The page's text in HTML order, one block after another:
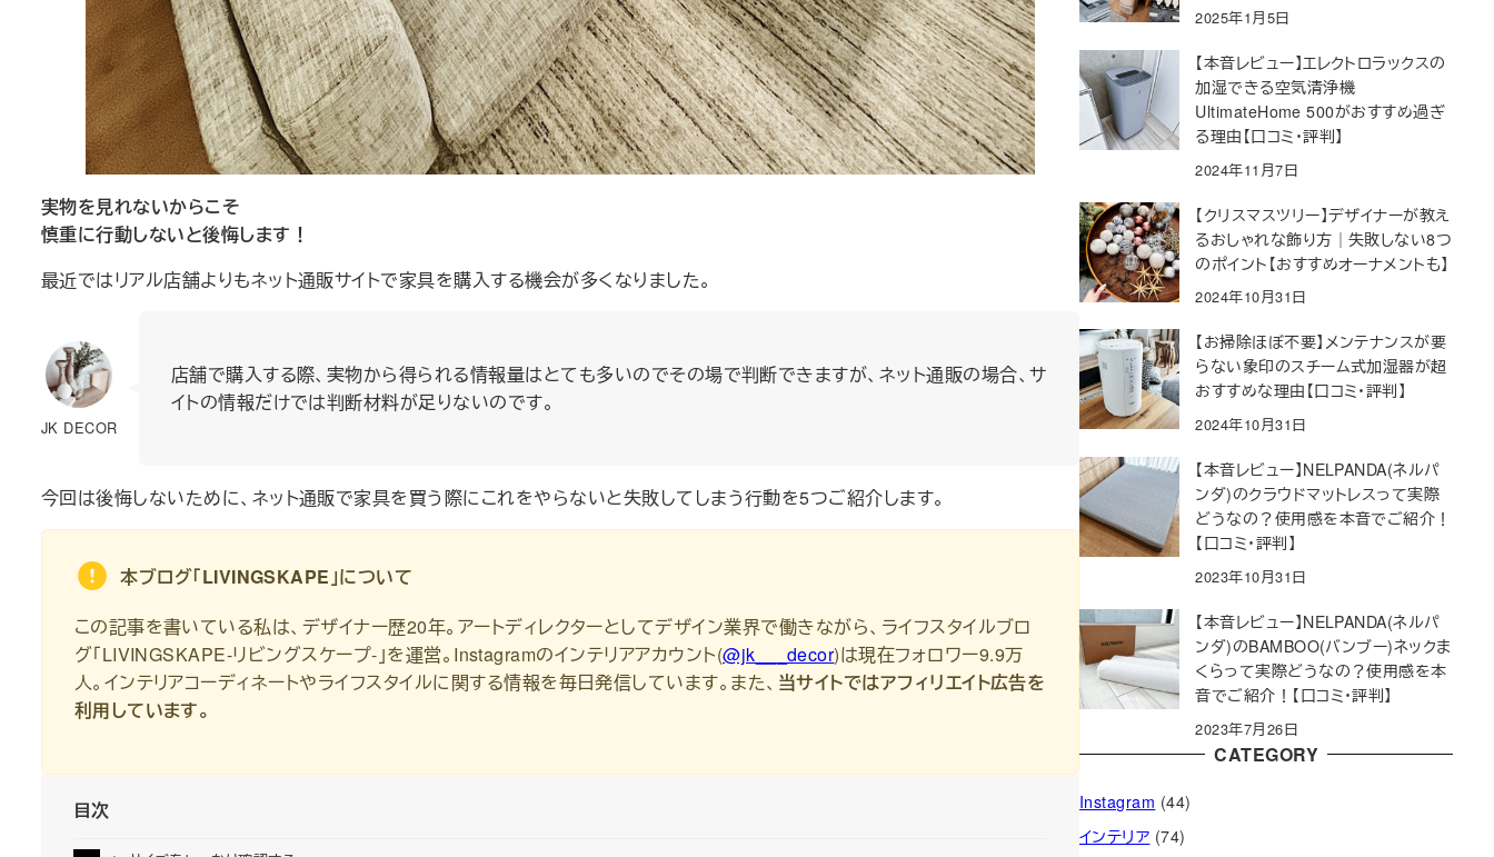
実物を見れないからこそ
慎重に行動しないと後悔します！
最近ではリアル店舗よりもネット通販サイトで家具を購入する機会が多くなりました。
JK DECOR
店舗で購入する際、実物から得られる情報量はとても多いのでその場で判断できますが、ネット通販の場合、サ
イトの情報だけでは判断材料が足りないのです。
今回は後悔しないために、ネット通販で家具を買う際にこれをやらないと失敗してしまう行動を5つご紹介します。
本ブログ｢LIVINGSKAPE｣について
この記事を書いている私は、デザイナー歴20年。アートディレクターとしてデザイン業界で働きながら、ライフスタイルブロ
グ｢LIVINGSKAPE-リビングスケープ-｣を運営。Instagramのインテリアアカウント(@jk___decor)は現在フォロワー9.9万
人。インテリアコーディネートやライフスタイルに関する情報を毎日発信しています。また、 当サイトではアフィリエイト広告を
利用しています。
目次
2025年1月5日
【本音レビュー】エレクトロラックスの
加湿できる空気清浄機
UltimateHome 500がおすすめ過ぎ
る理由【口コミ・評判】
2024年11月7日
【クリスマスツリー】デザイナーが教え
るおしゃれな飾り方｜失敗しない8つ
のポイント【おすすめオーナメントも】
2024年10月31日
【お掃除ほぼ不要】メンテナンスが要
らない象印のスチーム式加湿器が超
おすすめな理由【口コミ・評判】
2024年10月31日
【本音レビュー】NELPANDA(ネルパ
ンダ)のクラウドマットレスって実際
どうなの？使用感を本音でご紹介！
【口コミ・評判】
2023年10月31日
【本音レビュー】NELPANDA(ネルパ
ンダ)のBAMBOO(バンブー)ネックま
くらって実際どうなの？使用感を本
音でご紹介！【口コミ・評判】
2023年7月26日
CATEGORY
Instagram (44)
インテリア (74)